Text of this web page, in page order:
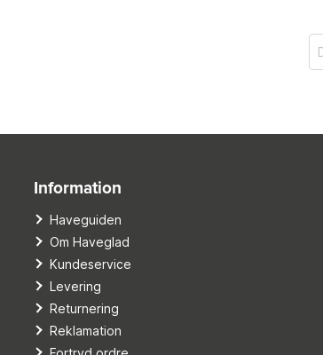
Information
Haveguiden
Om Haveglad
Kundeservice
Levering
Returnering
Reklamation